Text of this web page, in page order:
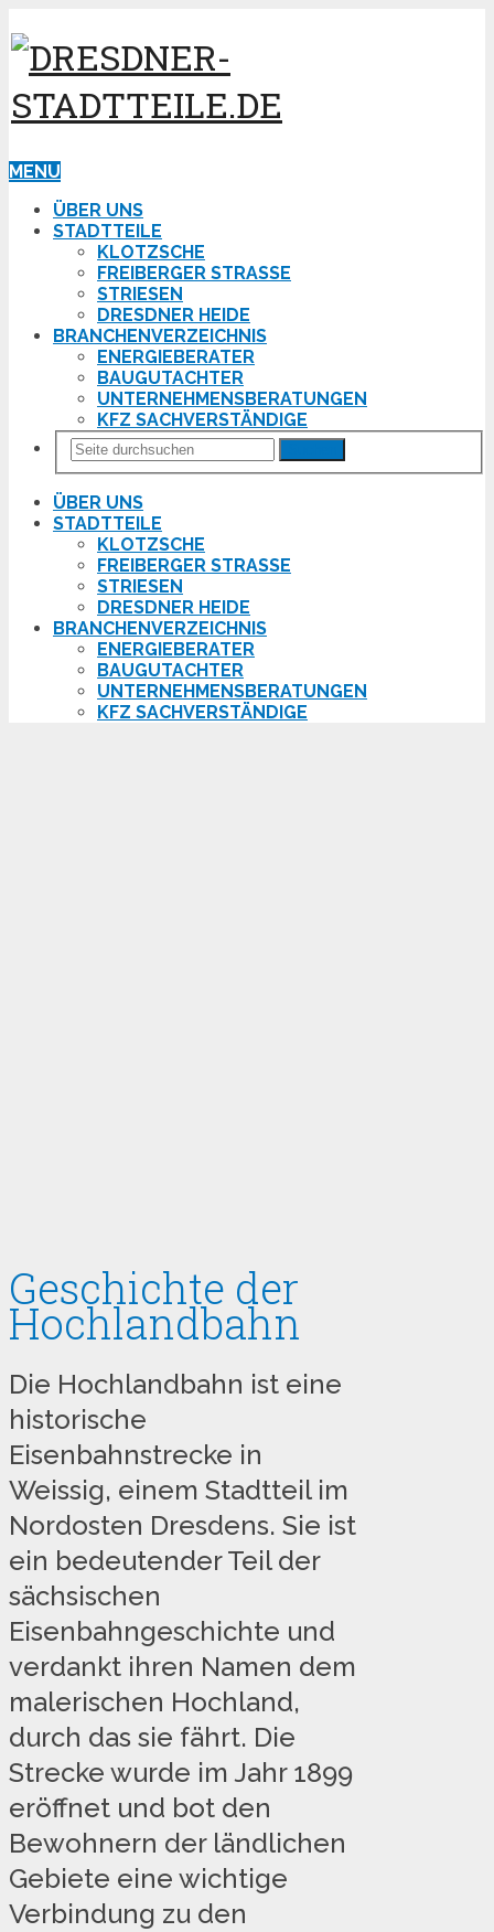
MENU
ÜBER UNS
STADTTEILE
KLOTZSCHE
FREIBERGER STRASSE
STRIESEN
DRESDNER HEIDE
BRANCHENVERZEICHNIS
ENERGIEBERATER
BAUGUTACHTER
UNTERNEHMENSBERATUNGEN
KFZ SACHVERSTÄNDIGE
ÜBER UNS
STADTTEILE
KLOTZSCHE
FREIBERGER STRASSE
STRIESEN
DRESDNER HEIDE
BRANCHENVERZEICHNIS
ENERGIEBERATER
BAUGUTACHTER
UNTERNEHMENSBERATUNGEN
KFZ SACHVERSTÄNDIGE
Geschichte der
Hochlandbahn
Die Hochlandbahn ist eine
historische
Eisenbahnstrecke in
Weissig, einem Stadtteil im
Nordosten Dresdens. Sie ist
ein bedeutender Teil der
sächsischen
Eisenbahngeschichte und
verdankt ihren Namen dem
malerischen Hochland,
durch das sie fährt. Die
Strecke wurde im Jahr 1899
eröffnet und bot den
Bewohnern der ländlichen
Gebiete eine wichtige
Verbindung zu den